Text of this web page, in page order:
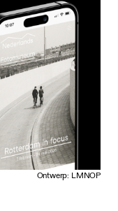
Ontwerp: LMNOP